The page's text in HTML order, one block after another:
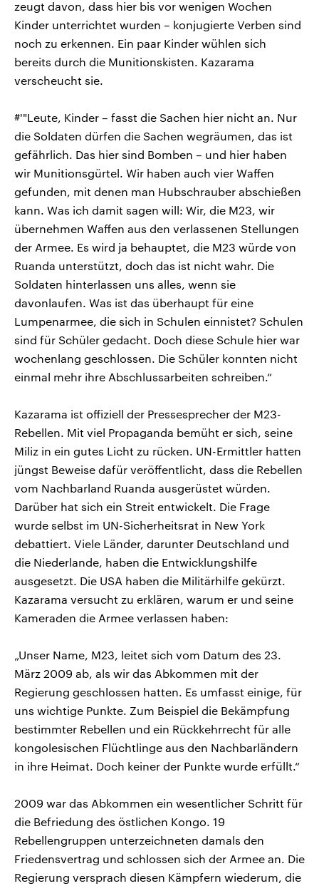
zeugt davon, dass hier bis vor wenigen Wochen
Kinder unterrichtet wurden – konjugierte Verben sind
noch zu erkennen. Ein paar Kinder wühlen sich
bereits durch die Munitionskisten. Kazarama
verscheucht sie.
#'"Leute, Kinder – fasst die Sachen hier nicht an. Nur
die Soldaten dürfen die Sachen wegräumen, das ist
gefährlich. Das hier sind Bomben – und hier haben
wir Munitionsgürtel. Wir haben auch vier Waffen
gefunden, mit denen man Hubschrauber abschießen
kann. Was ich damit sagen will: Wir, die M23, wir
übernehmen Waffen aus den verlassenen Stellungen
der Armee. Es wird ja behauptet, die M23 würde von
Ruanda unterstützt, doch das ist nicht wahr. Die
Soldaten hinterlassen uns alles, wenn sie
davonlaufen. Was ist das überhaupt für eine
Lumpenarmee, die sich in Schulen einnistet? Schulen
sind für Schüler gedacht. Doch diese Schule hier war
wochenlang geschlossen. Die Schüler konnten nicht
einmal mehr ihre Abschlussarbeiten schreiben.“
Kazarama ist offiziell der Pressesprecher der M23-
Rebellen. Mit viel Propaganda bemüht er sich, seine
Miliz in ein gutes Licht zu rücken. UN-Ermittler hatten
jüngst Beweise dafür veröffentlicht, dass die Rebellen
vom Nachbarland Ruanda ausgerüstet würden.
Darüber hat sich ein Streit entwickelt. Die Frage
wurde selbst im UN-Sicherheitsrat in New York
debattiert. Viele Länder, darunter Deutschland und
die Niederlande, haben die Entwicklungshilfe
ausgesetzt. Die USA haben die Militärhilfe gekürzt.
Kazarama versucht zu erklären, warum er und seine
Kameraden die Armee verlassen haben:
„Unser Name, M23, leitet sich vom Datum des 23.
März 2009 ab, als wir das Abkommen mit der
Regierung geschlossen hatten. Es umfasst einige, für
uns wichtige Punkte. Zum Beispiel die Bekämpfung
bestimmter Rebellen und ein Rückkehrrecht für alle
kongolesischen Flüchtlinge aus den Nachbarländern
in ihre Heimat. Doch keiner der Punkte wurde erfüllt.“
2009 war das Abkommen ein wesentlicher Schritt für
die Befriedung des östlichen Kongo. 19
Rebellengruppen unterzeichneten damals den
Friedensvertrag und schlossen sich der Armee an. Die
Regierung versprach diesen Kämpfern wiederum, die